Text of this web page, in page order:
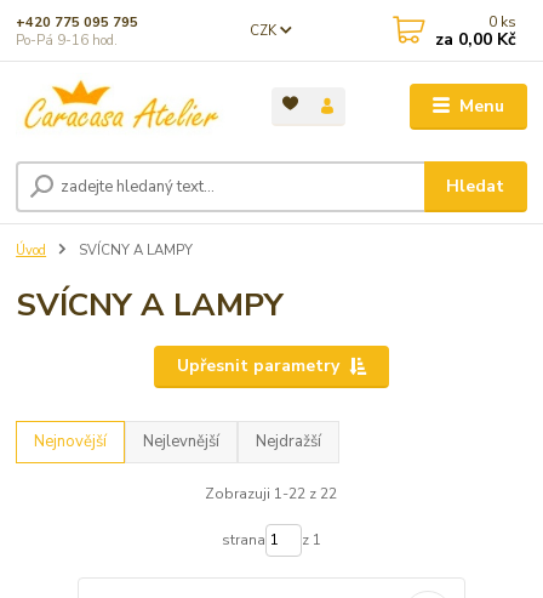
Menu
CZK
Hledat
+420 775 095 795
Po-Pá 9-16 hod.
0 ks
za 0,00 Kč
Úvod SVÍCNY A LAMPY
SVÍCNY A LAMPY
Upřesnit parametry
Nejnovější Nejlevnější Nejdražší
Zobrazuji 1-22 z 22
strana z 1